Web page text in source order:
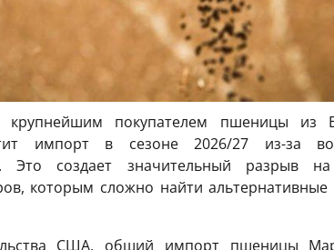
крупнейшим покупателем пшеницы из
импорт в сезоне 2026/27 из-за
Это создает значительный разрыв
которым сложно найти альтернативные
США, общий импорт пшеницы